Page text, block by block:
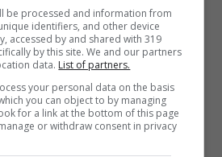
dalle rispettive case,
nella via. Quando
tresca, ammazzò la figlia
dell’innamorato che le
bacio. Un amore alla
che non è stato
be processed and information from
identifiers, and other device
accessed by and shared with 319
by this site. We and our partners
data. List of partners.
your personal data on the basis
you can object to by managing
for a link at the bottom of this page
or withdraw consent in privacy